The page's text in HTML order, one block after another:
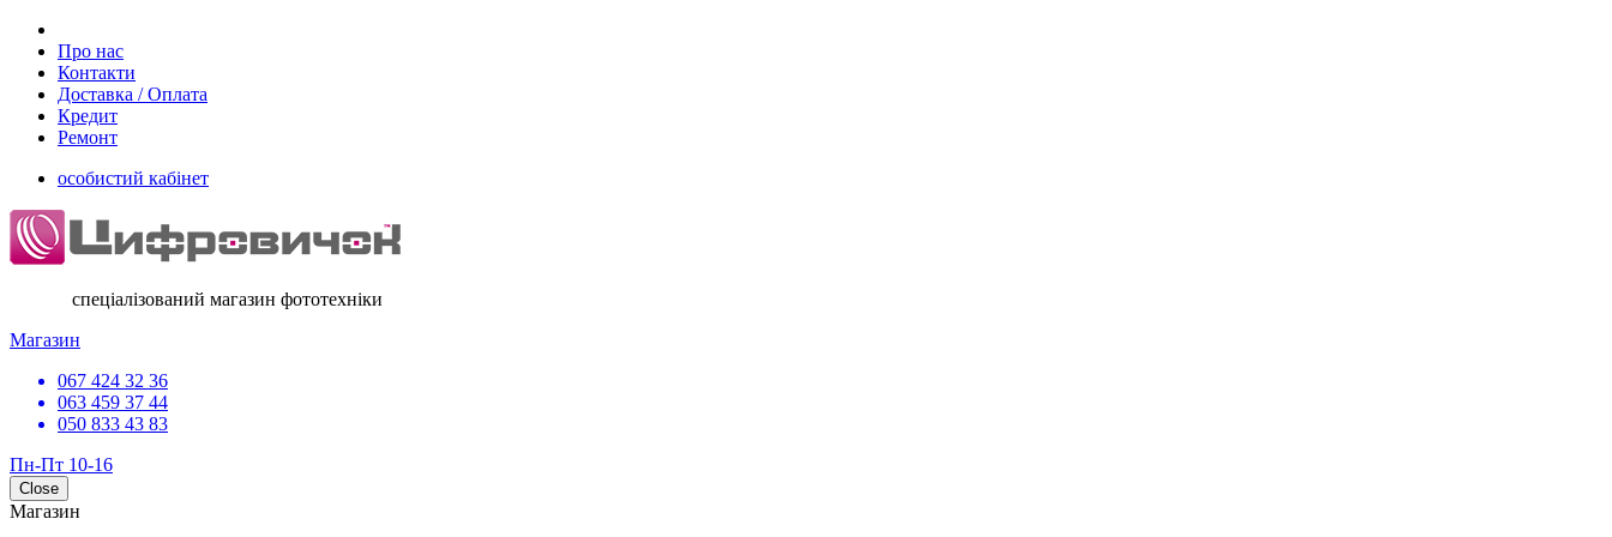
Про нас
Контакти
Доставка / Оплата
Кредит
Ремонт
особистий кабінет
спеціалізований магазин фототехніки
Магазин
067 424 32 36
063 459 37 44
050 833 43 83
Пн-Пт 10-16
Close
Магазин